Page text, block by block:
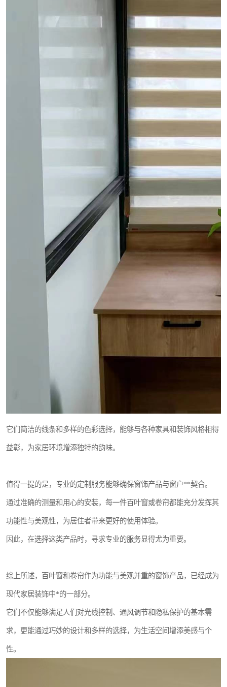
它们简洁的线条和多样的色彩选择，能够与各种家具和装饰风格相得
益彰，为家居环境增添独特的韵味。
值得一提的是，专业的定制服务能够确保窗饰产品与窗户**契合。
通过准确的测量和用心的安装，每一件百叶窗或卷帘都能充分发挥其
功能性与美观性，为居住者带来更好的使用体验。
因此，在选择这类产品时，寻求专业的服务显得尤为重要。
综上所述，百叶窗和卷帘作为功能与美观并重的窗饰产品，已经成为
现代家居装饰中*的一部分。
它们不仅能够满足人们对光线控制、通风调节和隐私保护的基本需
求，更能通过巧妙的设计和多样的选择，为生活空间增添美感与个
性。